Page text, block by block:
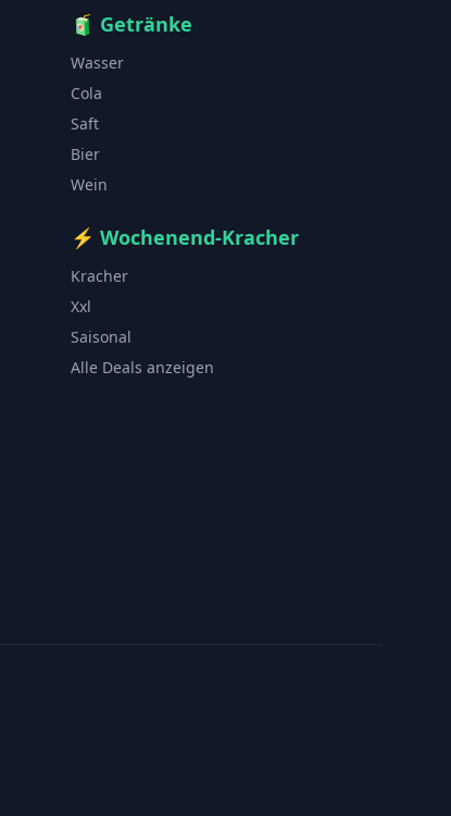
🧃 Getränke
Wasser
Cola
Saft
Bier
Wein
⚡ Wochenend-Kracher
Kracher
Xxl
Saisonal
Alle Deals anzeigen